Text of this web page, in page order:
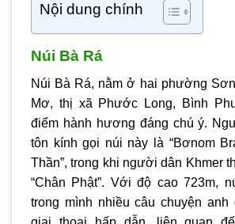
Nội dung chính
Núi Bà Rá
Núi Bà Rá, nằm ở hai phường
Mơ, thị xã Phước Long, Bình
điểm hành hương đáng chú ý.
tôn kính gọi núi này là “Bơnom
Thần”, trong khi người dân Khmer
“Chân Phật”. Với độ cao 723m,
trong mình nhiều câu chuyện anh